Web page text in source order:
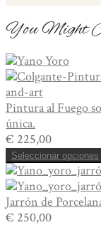
Pintada
Mano.
Piezas
Únicas
cantidad
You Might
Pintura al Fuego
única.
€ 225,00
Seleccionar opciones
Jarrón de
€ 250,00